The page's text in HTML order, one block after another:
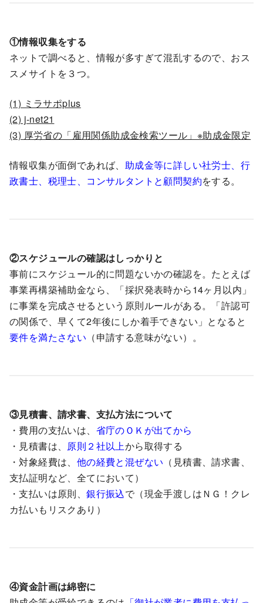
①情報収集をする
ネットで調べると、情報が多すぎて混乱するので、おス
スメサイトを３つ。
(1) ミラサポplus
(2) j-net21
(3) 厚労省の「雇用関係助成金検索ツール」※助成金限定
情報収集が面倒であれば、 助成金等に詳しい社労士、行
政書士、税理士、コンサルタントと顧問契約をする。
②スケジュールの確認はしっかりと
事前にスケジュール的に問題ないかの確認を。たとえば
事業再構築補助金なら、「採択発表時から14ヶ月以内」
に事業を完成させるという原則ルールがある。「許認可
の関係で、早くて2年後にしか着手できない」となると
要件を満たさない （申請する意味がない）。
③見積書、請求書、支払方法について
・費用の支払いは、 省庁のＯＫが出てから
・見積書は、 原則２社以上から取得する
・対象経費は、 他の経費と混ぜない （見積書、請求書、
支払証明など、全てにおいて）
・支払いは原則、銀行振込で（現金手渡しはＮＧ！クレ
カ払いもリスクあり）
④資金計画は綿密に